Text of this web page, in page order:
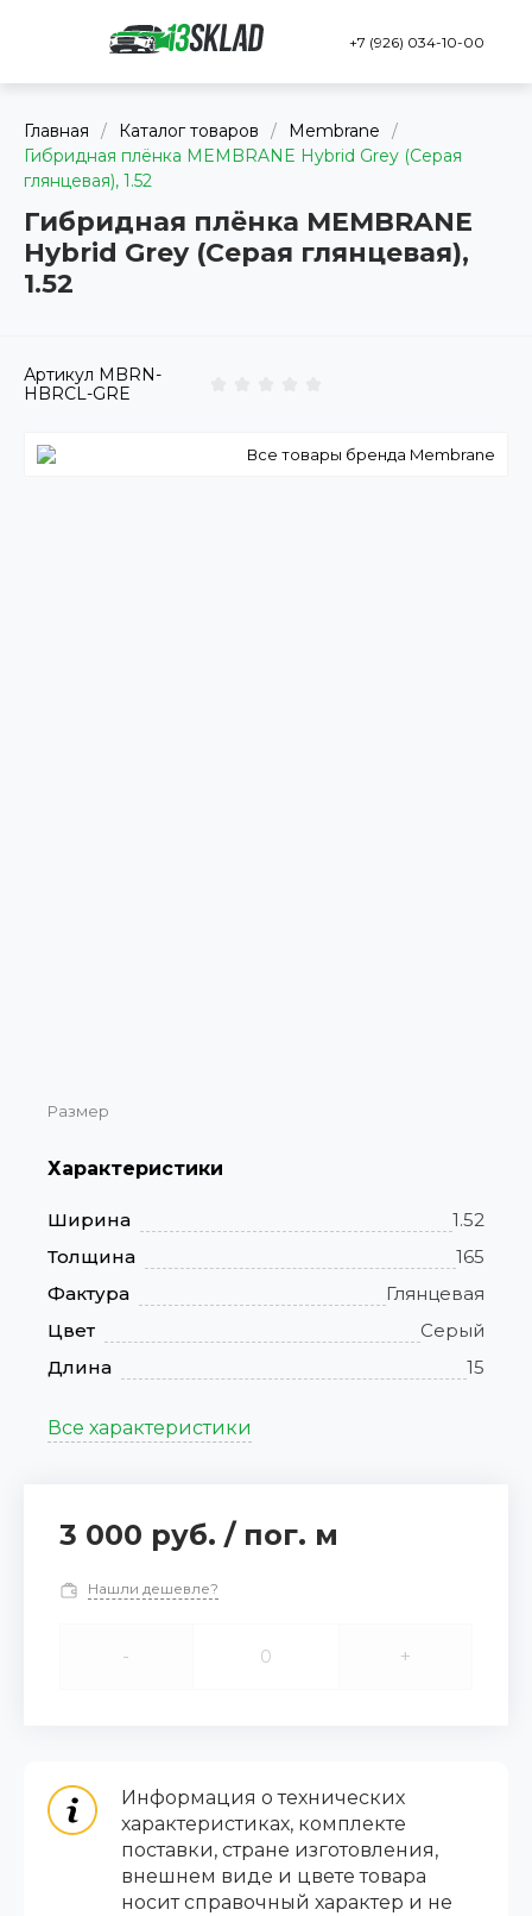
+7 (926) 034-10-00
Главная / Каталог товаров / Membrane
/
Гибридная плёнка MEMBRANE Hybrid Grey (Серая
глянцевая), 1.52
Гибридная плёнка MEMBRANE
Hybrid Grey (Серая глянцевая),
1.52
Артикул MBRN-
HBRCL-GRE
Все товары бренда Membrane
Размер
Характеристики
Ширина
1.52
Толщина
165
Фактура
Глянцевая
Цвет
Серый
Длина
15
Все характеристики
3 000 руб. / пог. м
Нашли дешевле?
- +
Информация о технических
характеристиках, комплекте
поставки, стране изготовления,
внешнем виде и цвете товара
носит справочный характер и не